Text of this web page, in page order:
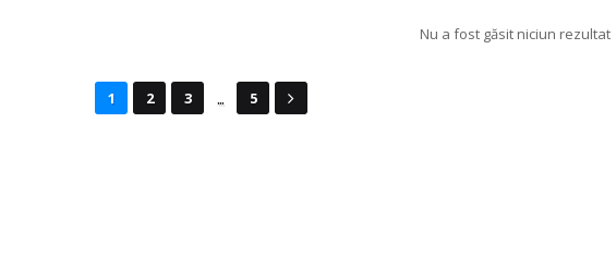
Nu a fost găsit niciun rezultat
1 2 3 ... 5